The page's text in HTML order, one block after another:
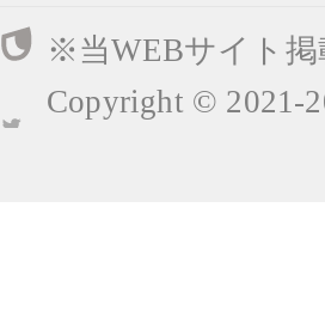
※当WEBサイト掲
Copyright © 2021-